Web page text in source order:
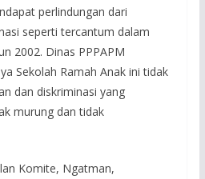
perlindungan dari
seperti tercantum dalam
2002. Dinas PPPAPM
Sekolah Ramah Anak ini tidak
dan diskriminasi yang
murung dan tidak
Komite, Ngatman,